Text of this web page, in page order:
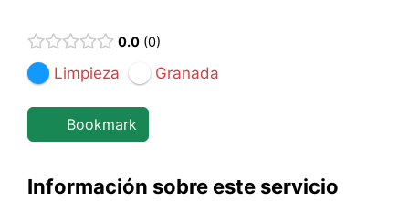
0.0 0
Limpieza Granada
Bookmark
Información sobre este servicio